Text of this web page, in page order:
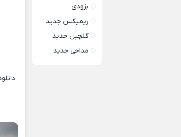
بزودی
ریمیکس جدید
گلچین جدید
مداحی جدید